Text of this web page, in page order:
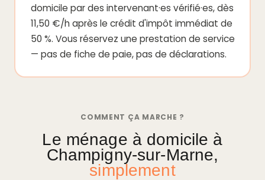
domicile par des intervenant·es vérifié·es, dès
11,50 €/h après le crédit d'impôt immédiat de
50 %. Vous réservez une prestation de service
— pas de fiche de paie, pas de déclarations.
COMMENT ÇA MARCHE ?
Le ménage à domicile à
Champigny-sur-Marne,
simplement